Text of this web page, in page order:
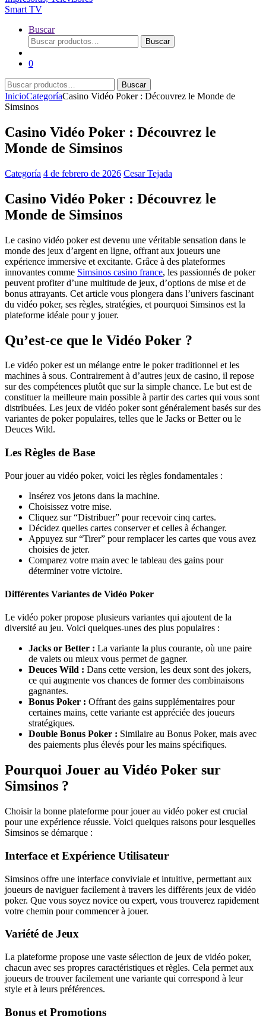
Buscar
Buscar
por:
Buscar
0
Buscar
por:
Buscar
InicioCategoríaCasino Vidéo Poker : Découvrez le Monde de
Simsinos
Casino Vidéo Poker : Découvrez le
Monde de Simsinos
Categoría 4 de febrero de 2026 Cesar Tejada
Casino Vidéo Poker : Découvrez le
Monde de Simsinos
Le casino vidéo poker est devenu une véritable sensation dans le
monde des jeux d’argent en ligne, offrant aux joueurs une
expérience immersive et excitante. Grâce à des plateformes
innovantes comme Simsinos casino france, les passionnés de poker
peuvent profiter d’une multitude de jeux, d’options de mise et de
bonus attrayants. Cet article vous plongera dans l’univers fascinant
du vidéo poker, ses règles, stratégies, et pourquoi Simsinos est la
plateforme idéale pour y jouer.
Qu’est-ce que le Vidéo Poker ?
Le vidéo poker est un mélange entre le poker traditionnel et les
machines à sous. Contrairement à d’autres jeux de casino, il repose
sur des compétences plutôt que sur la simple chance. Le but est de
constituer la meilleure main possible à partir des cartes qui vous sont
distribuées. Les jeux de vidéo poker sont généralement basés sur des
variantes de poker populaires, telles que le Jacks or Better ou le
Deuces Wild.
Les Règles de Base
Pour jouer au vidéo poker, voici les règles fondamentales :
Insérez vos jetons dans la machine.
Choisissez votre mise.
Cliquez sur “Distribuer” pour recevoir cinq cartes.
Décidez quelles cartes conserver et celles à échanger.
Appuyez sur “Tirer” pour remplacer les cartes que vous avez
choisies de jeter.
Comparez votre main avec le tableau des gains pour
déterminer votre victoire.
Différentes Variantes de Vidéo Poker
Le vidéo poker propose plusieurs variantes qui ajoutent de la
diversité au jeu. Voici quelques-unes des plus populaires :
Jacks or Better : La variante la plus courante, où une paire
de valets ou mieux vous permet de gagner.
Deuces Wild : Dans cette version, les deux sont des jokers,
ce qui augmente vos chances de former des combinaisons
gagnantes.
Bonus Poker : Offrant des gains supplémentaires pour
certaines mains, cette variante est appréciée des joueurs
stratégiques.
Double Bonus Poker : Similaire au Bonus Poker, mais avec
des paiements plus élevés pour les mains spécifiques.
Pourquoi Jouer au Vidéo Poker sur
Simsinos ?
Choisir la bonne plateforme pour jouer au vidéo poker est crucial
pour une expérience réussie. Voici quelques raisons pour lesquelles
Simsinos se démarque :
Interface et Expérience Utilisateur
Simsinos offre une interface conviviale et intuitive, permettant aux
joueurs de naviguer facilement à travers les différents jeux de vidéo
poker. Que vous soyez novice ou expert, vous trouverez rapidement
votre chemin pour commencer à jouer.
Variété de Jeux
La plateforme propose une vaste sélection de jeux de vidéo poker,
chacun avec ses propres caractéristiques et règles. Cela permet aux
joueurs de trouver facilement une variante qui correspond à leur
style et à leurs préférences.
Bonus et Promotions